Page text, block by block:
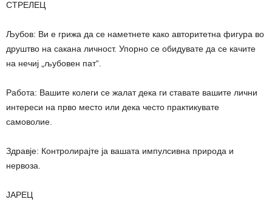
СТРЕЛЕЦ
Љубов: Ви е грижа да се наметнете како авторитетна фигура во
друштво на сакана личност. Упорно се обидувате да се качите
на нечиј „љубовен пат“.
Работа: Вашите колеги се жалат дека ги ставате вашите лични
интереси на прво место или дека често практикувате
самоволие.
Здравје: Контролирајте ја вашата импулсивна природа и
нервоза.
ЈАРЕЦ